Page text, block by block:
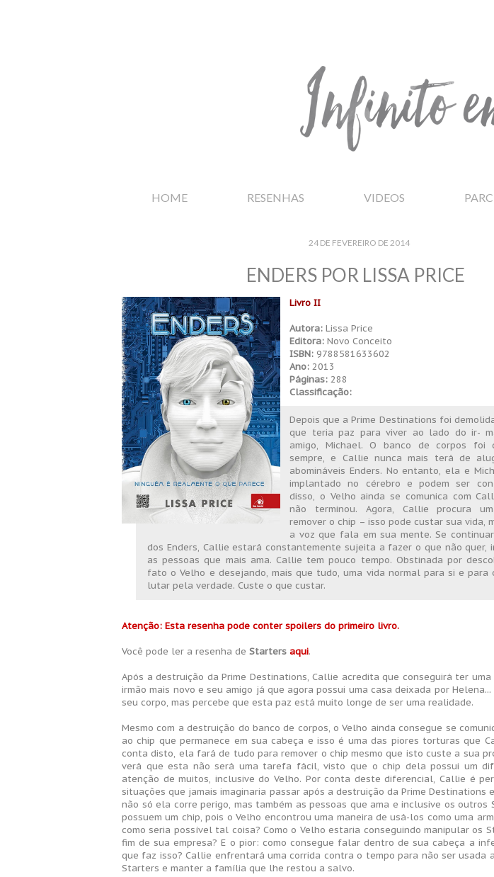
HOME RESENHAS VIDEOS
24 DE FEVEREIRO DE 2014
ENDERS POR LISSA PRICE
Livro II
Autora: Lissa Price
Editora: Novo Conceito
ISBN: 9788581633602
Ano: 2013
Páginas: 288
Classificação:
Depois que a Prime Destinations foi
que teria paz para viver ao lado do ir-
amigo, Michael. O banco de corpos foi
sempre, e Callie nunca mais terá de
abomináveis Enders. No entanto, ela e
implantado no cérebro e podem ser
disso, o Velho ainda se comunica com
não terminou. Agora, Callie procura
remover o chip – isso pode custar sua vida,
a voz que fala em sua mente. Se
dos Enders, Callie estará constantemente sujeita a fazer o que não quer,
as pessoas que mais ama. Callie tem pouco tempo. Obstinada por
fato o Velho e desejando, mais que tudo, uma vida normal para si e para
lutar pela verdade. Custe o que custar.
Atenção: Esta resenha pode conter spoilers do primeiro livro.
Você pode ler a resenha de Starters aqui.
Após a destruição da Prime Destinations, Callie acredita que conseguirá ter
irmão mais novo e seu amigo já que agora possui uma casa deixada por
seu corpo, mas percebe que esta paz está muito longe de ser uma realidade.
Mesmo com a destruição do banco de corpos, o Velho ainda consegue se
ao chip que permanece em sua cabeça e isso é uma das piores torturas que
conta disto, ela fará de tudo para remover o chip mesmo que isto custe a sua
verá que esta não será uma tarefa fácil, visto que o chip dela possui um
atenção de muitos, inclusive do Velho. Por conta deste diferencial, Callie é
situações que jamais imaginaria passar após a destruição da Prime Destinations
não só ela corre perigo, mas também as pessoas que ama e inclusive os outros
possuem um chip, pois o Velho encontrou uma maneira de usá-los como uma
como seria possível tal coisa? Como o Velho estaria conseguindo manipular os
fim de sua empresa? E o pior: como consegue falar dentro de sua cabeça a
que faz isso? Callie enfrentará uma corrida contra o tempo para não ser usada
Starters e manter a família que lhe restou a salvo.